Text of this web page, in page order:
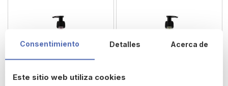
Consentimiento Detalles Acerca de
Este sitio web utiliza cookies